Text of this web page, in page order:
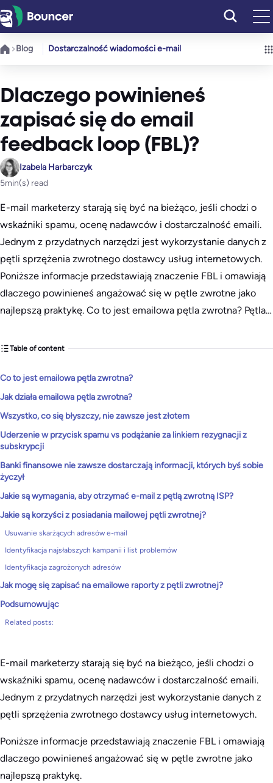
Przejdź
do
treści
Blog Dostarczalność wiadomości e-mail
Dlaczego powinieneś
zapisać się do email
feedback loop (FBL)?
Izabela Harbarczyk
5min(s) read
E-mail marketerzy starają się być na bieżąco, jeśli chodzi o
wskaźniki spamu, ocenę nadawców i dostarczalność emaili.
Jednym z przydatnych narzędzi jest wykorzystanie danych z
pętli sprzężenia zwrotnego dostawcy usług internetowych.
Poniższe informacje przedstawiają znaczenie FBL i omawiają
dlaczego powinieneś angażować się w pętle zwrotne jako
najlepszą praktykę. Co to jest emailowa pętla zwrotna? Pętla…
Table of content
Co to jest emailowa pętla zwrotna?
Jak działa emailowa pętla zwrotna?
Wszystko, co się błyszczy, nie zawsze jest złotem
Uderzenie w przycisk spamu vs podążanie za linkiem rezygnacji z
subskrypcji
Banki finansowe nie zawsze dostarczają informacji, których byś sobie
życzył
Jakie są wymagania, aby otrzymać e-mail z pętlą zwrotną ISP?
Jakie są korzyści z posiadania mailowej pętli zwrotnej?
Usuwanie skarżących adresów e-mail
Identyfikacja najsłabszych kampanii i list problemów
Identyfikacja zagrożonych adresów
Jak mogę się zapisać na emailowe raporty z pętli zwrotnej?
Podsumowując
Related posts:
E-mail marketerzy starają się być na bieżąco, jeśli chodzi o
wskaźniki spamu, ocenę nadawców i dostarczalność emaili.
Jednym z przydatnych narzędzi jest wykorzystanie danych z
pętli sprzężenia zwrotnego dostawcy usług internetowych.
Poniższe informacje przedstawiają znaczenie FBL i omawiają
dlaczego powinieneś angażować się w pętle zwrotne jako
najlepszą praktykę.